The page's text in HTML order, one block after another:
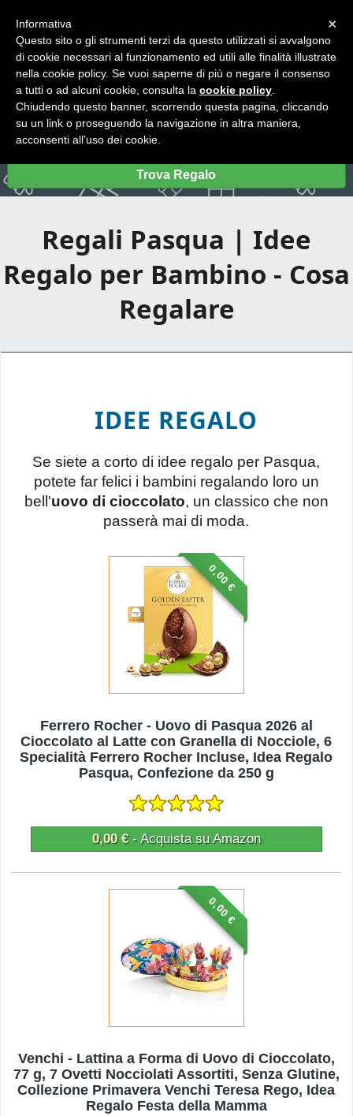
Trova Regalo
Regali Pasqua | Idee
Regalo per Bambino - Cosa
Regalare
IDEE REGALO
Se siete a corto di idee regalo per Pasqua,
potete far felici i bambini regalando loro un
bell'uovo di cioccolato, un classico che non
passerà mai di moda.
0,00 €
Ferrero Rocher - Uovo di Pasqua 2026 al
Cioccolato al Latte con Granella di Nocciole, 6
Specialità Ferrero Rocher Incluse, Idea Regalo
Pasqua, Confezione da 250 g
0,00 €- Acquista su Amazon
0,00 €
Venchi - Lattina a Forma di Uovo di Cioccolato,
77 g, 7 Ovetti Nocciolati Assortiti, Senza Glutine,
Collezione Primavera Venchi Teresa Rego, Idea
Regalo Festa della Mamma
×
Informativa
Questo sito o gli strumenti terzi da questo utilizzati si avvalgono
di cookie necessari al funzionamento ed utili alle finalità illustrate
nella cookie policy. Se vuoi saperne di più o negare il consenso
a tutti o ad alcuni cookie, consulta la cookie policy
Chiudendo questo banner, scorrendo questa pagina, cliccando
su un link o proseguendo la navigazione in altra maniera,
acconsenti all’uso dei cookie.